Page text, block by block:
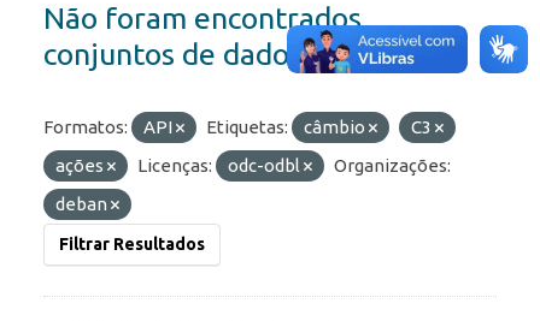
Não foram encontrados
conjuntos de dados
Formatos: API Etiquetas: câmbio
C3
ações
Licenças: odc-odbl
Organizações:
deban
Filtrar Resultados